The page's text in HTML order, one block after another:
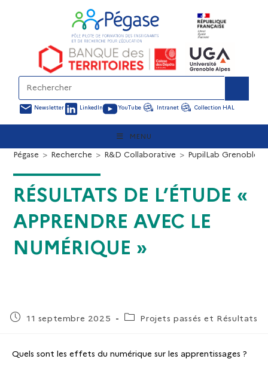
Newsletter LinkedIn YouTube Intranet Collection HAL
MENU
RÉSULTATS DE L’ÉTUDE «
APPRENDRE AVEC LE
NUMÉRIQUE »
Pégase > Recherche > R&D Collaborative > PupilLab Grenoble
11 septembre 2025 Projets passés et Résultats
Quels sont les effets du numérique sur les apprentissages ?